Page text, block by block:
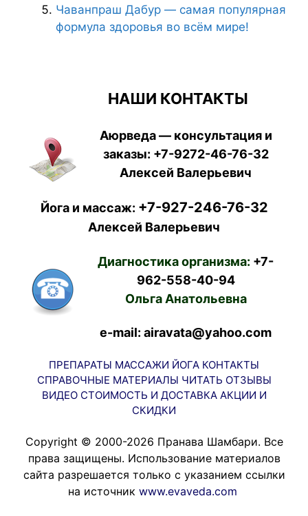
Чаванпраш Дабур — самая популярная
формула здоровья во всём мире!
НАШИ КОНТАКТЫ
Аюрведа — консультация и
заказы: +7-9272-46-76-32
Алексей Валерьевич
Йога и массаж: +7-927-246-76-32
Алексей Валерьевич
Диагностика организма: +7-
962-558-40-94
Ольга Анатольевна
e-mail: airavata@yahoo.com
ПРЕПАРАТЫ МАССАЖИ ЙОГА КОНТАКТЫ
СПРАВОЧНЫЕ МАТЕРИАЛЫ ЧИТАТЬ ОТЗЫВЫ
ВИДЕО СТОИМОСТЬ И ДОСТАВКА АКЦИИ И
СКИДКИ
Copyright © 2000-2026 Пранава Шамбари. Все
права защищены. Использование материалов
сайта разрешается только с указанием ссылки
на источник www.evaveda.com